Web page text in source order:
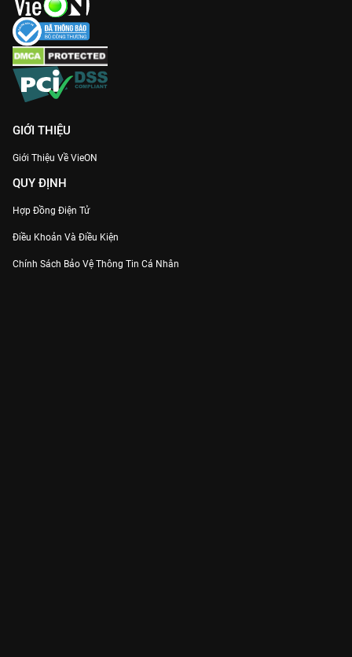
GIỚI THIỆU
Giới Thiệu Về VieON
QUY ĐỊNH
Hợp Đồng Điện Tử
Điều Khoản Và Điều Kiện
Chính Sách Bảo Vệ Thông Tin Cá Nhân